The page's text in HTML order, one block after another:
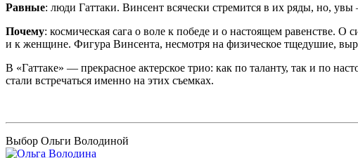
Равные: люди Гаттаки. Винсент всячески стремится в их ряды, но,
Почему: космическая сага о воле к победе и о настоящем равенстве.
и к женщине. Фигура Винсента, несмотря на физическое тщедушие,
В «Гаттаке» — прекрасное актерское трио: как по таланту, так и по
стали встречаться именно на этих съемках.
Выбор Ольги Володиной